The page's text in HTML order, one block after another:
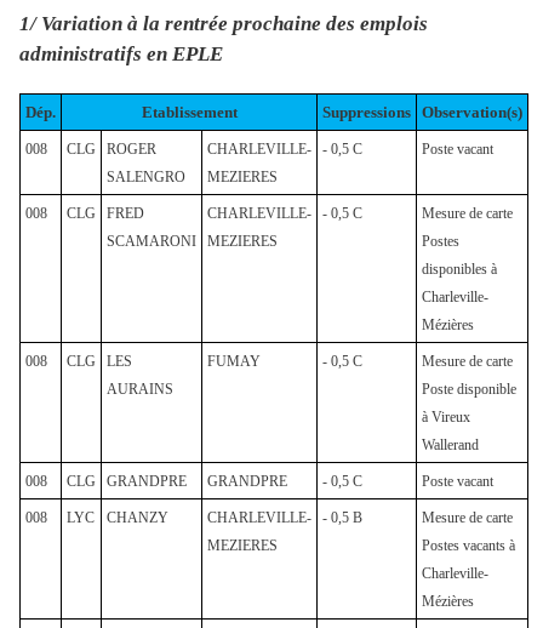
1/ Variation à la rentrée prochaine des emplois
administratifs en EPLE
Dép. Etablissement Suppressions Observation(s)
008 CLG
ROGER
SALENGRO
CHARLEVILLE-
MEZIERES
- 0,5 C Poste vacant
008 CLG
FRED
SCAMARONI
CHARLEVILLE-
MEZIERES
- 0,5 C
Mesure de carte
Postes
disponibles à
Charleville-
Mézières
008 CLG
LES
AURAINS
FUMAY - 0,5 C
Mesure de carte
Poste disponible
à Vireux
Wallerand
008 CLG GRANDPRE GRANDPRE - 0,5 C Poste vacant
008 LYC CHANZY
CHARLEVILLE-
MEZIERES
- 0,5 B
Mesure de carte
Postes vacants à
Charleville-
Mézières